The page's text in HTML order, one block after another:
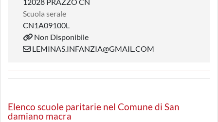
Scuola serale
CN1A09100L
Non Disponibile
LEMINAS.INFANZIA@GMAIL.COM
Elenco scuole paritarie nel Comune di San
damiano macra